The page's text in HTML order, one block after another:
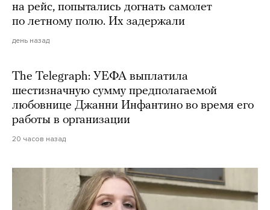
на рейс, попытались догнать самолет
по летному полю. Их задержали
день назад
The Telegraph: УЕФА выплатила
шестизначную сумму предполагаемой
любовнице Джанни Инфантино во время его
работы в организации
20 часов назад